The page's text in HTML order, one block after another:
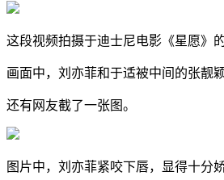
这段视频拍摄于迪士尼电影《星愿》
画面中，刘亦菲和于适被中间的张靓
还有网友截了一张图。
图片中，刘亦菲紧咬下唇，显得十分娇